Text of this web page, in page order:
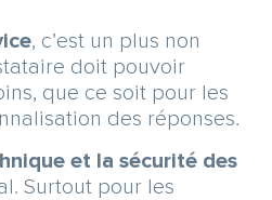
, c’est un plus non
doit pouvoir
que ce soit pour les
des réponses.
et la sécurité des
Surtout pour les